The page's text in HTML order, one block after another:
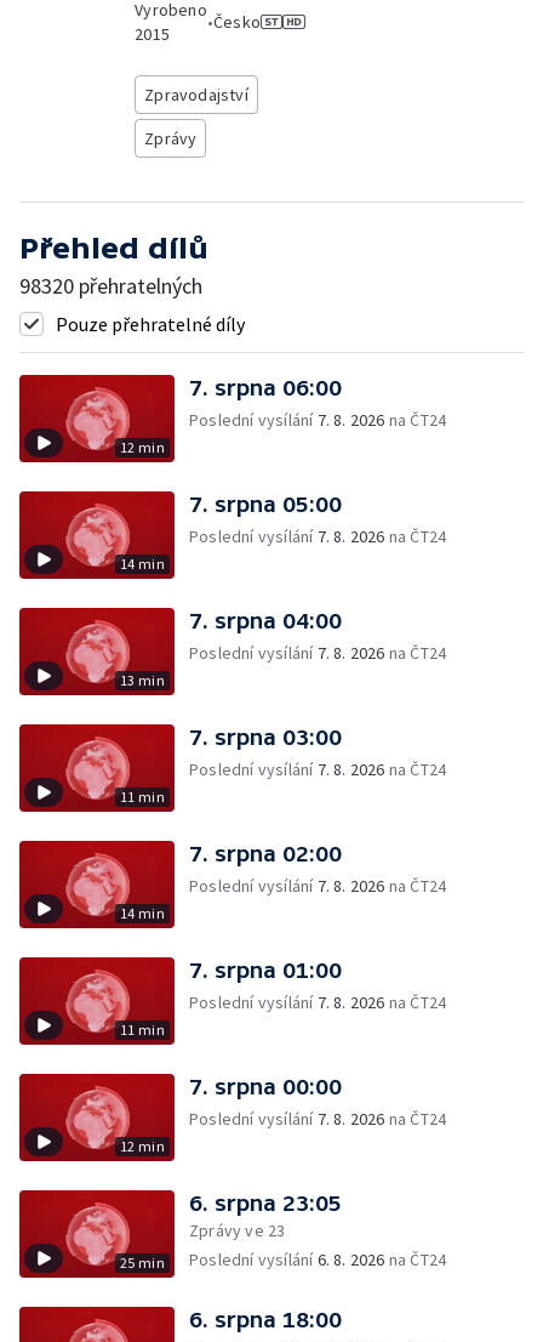
Vyrobeno
2015
•Česko
Zpravodajství
Zprávy
Přehled dílů
98320 přehratelných
Pouze přehratelné díly
12 min
7. srpna 06:00
Poslední vysílání 7. 8. 2026 na ČT24
14 min
7. srpna 05:00
Poslední vysílání 7. 8. 2026 na ČT24
13 min
7. srpna 04:00
Poslední vysílání 7. 8. 2026 na ČT24
11 min
7. srpna 03:00
Poslední vysílání 7. 8. 2026 na ČT24
14 min
7. srpna 02:00
Poslední vysílání 7. 8. 2026 na ČT24
11 min
7. srpna 01:00
Poslední vysílání 7. 8. 2026 na ČT24
12 min
7. srpna 00:00
Poslední vysílání 7. 8. 2026 na ČT24
25 min
6. srpna 23:05
Zprávy ve 23
Poslední vysílání6. 8. 2026 na ČT24
6. srpna 18:00